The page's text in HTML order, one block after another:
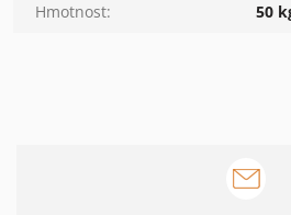
Hmotnost: 50